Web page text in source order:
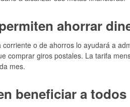
ahorrar
o de ahorros lo ayudará a
comprar giros postales. La tarifa
mes.
beneficiar a todos